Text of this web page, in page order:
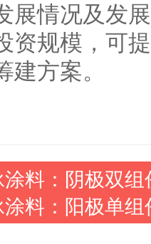
展情况及发
资规模，可
方案。
涂料：阴极双
涂料：阳极单